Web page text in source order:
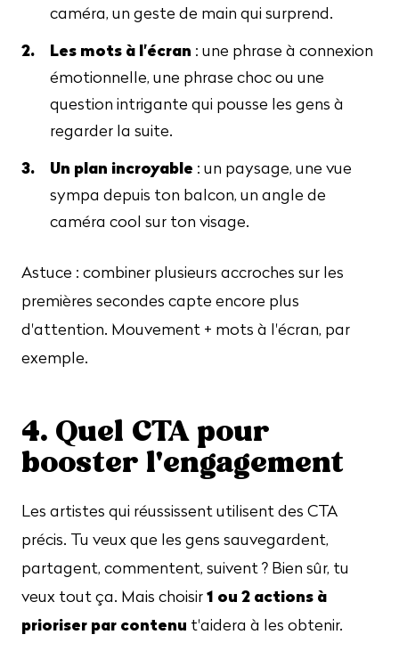
caméra, un geste de main qui surprend.
Les mots à l'écran : une phrase à connexion
émotionnelle, une phrase choc ou une
question intrigante qui pousse les gens à
regarder la suite.
Un plan incroyable : un paysage, une vue
sympa depuis ton balcon, un angle de
caméra cool sur ton visage.
Astuce : combiner plusieurs accroches sur les
premières secondes capte encore plus
d'attention. Mouvement + mots à l'écran, par
exemple.
4. Quel CTA pour
booster l'engagement
Les artistes qui réussissent utilisent des CTA
précis. Tu veux que les gens sauvegardent,
partagent, commentent, suivent ? Bien sûr, tu
veux tout ça. Mais choisir1 ou 2 actions à
prioriser par contenu t'aidera à les obtenir.